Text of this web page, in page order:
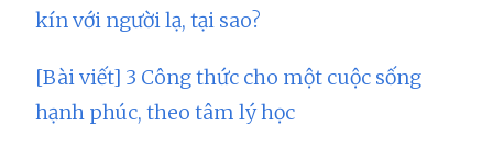
kín với người lạ, tại sao?
[Bài viết] 3 Công thức cho một cuộc sống
hạnh phúc, theo tâm lý học